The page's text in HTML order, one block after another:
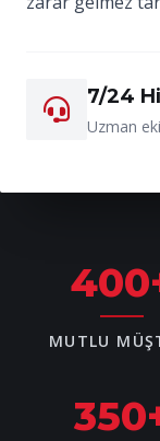
7/24
Uzman
400
MUTLU
350